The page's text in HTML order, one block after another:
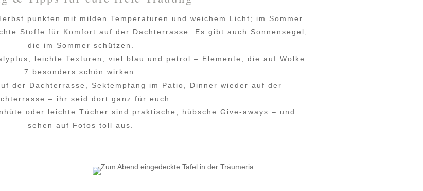
punkten mit milden Temperaturen und weichem Licht; im Sommer
Stoffe für Komfort auf der Dachterrasse. Es gibt auch Sonnensegel,
die im Sommer schützen.
leichte Texturen, viel blau und petrol – Elemente, die auf Wolke
7 besonders schön wirken.
der Dachterrasse, Sektempfang im Patio, Dinner wieder auf der
– ihr seid dort ganz für euch.
oder leichte Tücher sind praktische, hübsche Give-aways – und
sehen auf Fotos toll aus.